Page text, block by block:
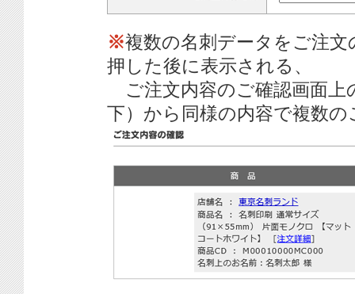
※複数の名刺データをご注
押した後に表示される、
ご注文内容のご確認画面上
下）から同様の内容で複数